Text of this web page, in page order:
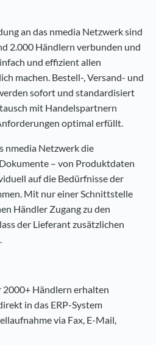
an das nmedia Netzwerk sind
2.000 Händlern verbunden und
und effizient allen
machen. Bestell-, Versand- und
sofort und standardisiert
mit Handelspartnern
optimal erfüllt.
nmedia Netzwerk die
– von Produktdaten
auf die Bedürfnisse der
Mit nur einer Schnittstelle
Händler Zugang zu den
der Lieferant zusätzlichen
2000+ Händlern erhalten
in das ERP-System
via Fax, E-Mail,